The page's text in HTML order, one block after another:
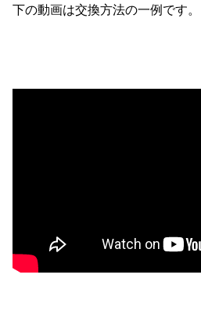
下の動画は交換方法の一例です。